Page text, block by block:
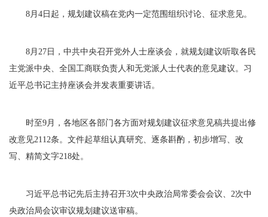
8月4日起，规划建议稿在党内一定范围组织讨论、征求意见。
8月27日，中共中央召开党外人士座谈会，就规划建议听取各民
主党派中央、全国工商联负责人和无党派人士代表的意见建议。习
近平总书记主持座谈会并发表重要讲话。
时至9月，各地区各部门各方面对规划建议征求意见稿共提出修
改意见2112条。文件起草组认真研究、逐条斟酌，初步增写、改
写、精简文字218处。
习近平总书记先后主持召开3次中央政治局常委会会议、2次中
央政治局会议审议规划建议送审稿。